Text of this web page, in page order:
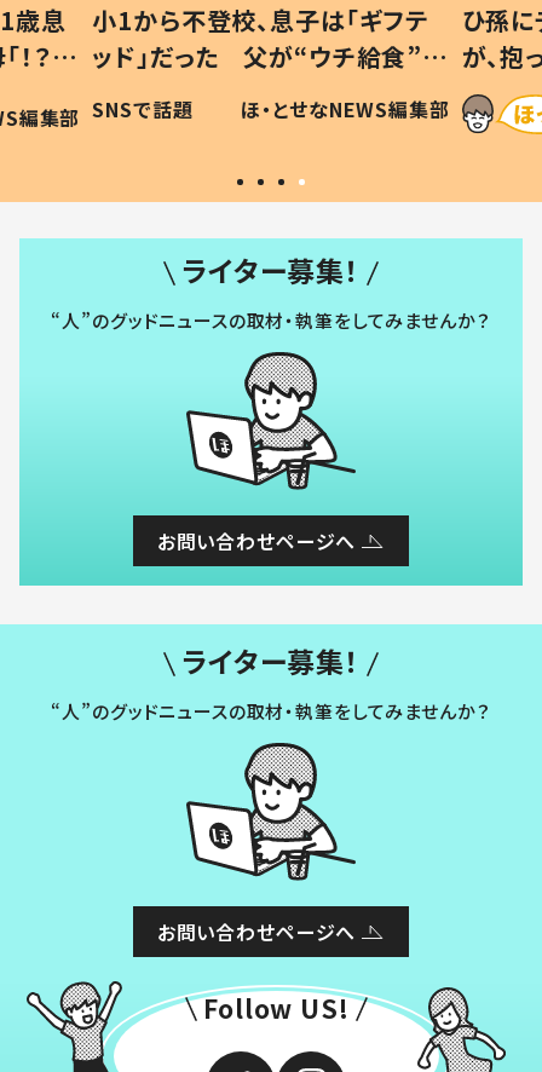
歳息
？」
編集部
小1から不登校、息子は「ギフテ
ッド」だった 父が“ウチ給食”を
作り続ける理由とは #令和の親
#令和の子
SNSで話題 ほ・とせなNEWS編集部
ひ孫
が、
「涙が
い」
ライター募集！
“人”のグッドニュースの取材・執筆をしてみませんか？
お問い合わせページへ
ライター募集！
“人”のグッドニュースの取材・執筆をしてみませんか？
お問い合わせページへ
Follow US!